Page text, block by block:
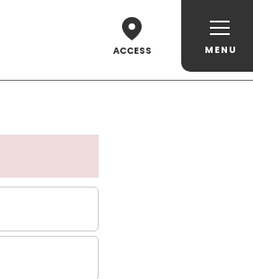
ACCESS